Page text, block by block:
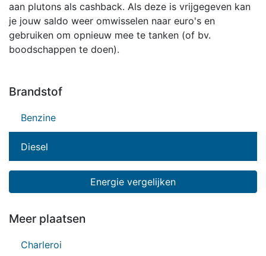
aan plutons als cashback. Als deze is vrijgegeven kan
je jouw saldo weer omwisselen naar euro's en
gebruiken om opnieuw mee te tanken (of bv.
boodschappen te doen).
Brandstof
Benzine
Diesel
Energie vergelijken
Meer plaatsen
Charleroi